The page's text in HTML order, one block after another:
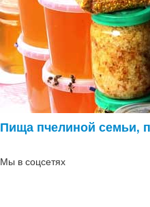
Пища пчелиной семьи,
Мы в соцсетях